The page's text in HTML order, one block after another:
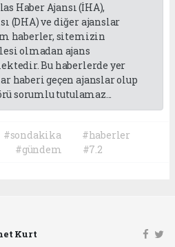
Haber Ajansı (İHA),
(DHA) ve diğer ajanslar
haberler, sitemizin
olmadan ajans
Bu haberlerde yer
haberi geçen ajanslar olup
sorumlu tutulamaz...
#sondakika
#haberler
#gündem #7.2
Kurt